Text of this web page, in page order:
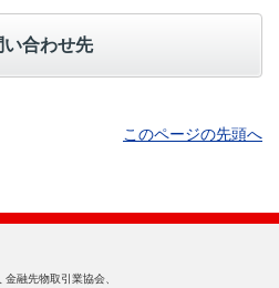
い合わせ先
このページの先頭へ
融先物取引業協会、